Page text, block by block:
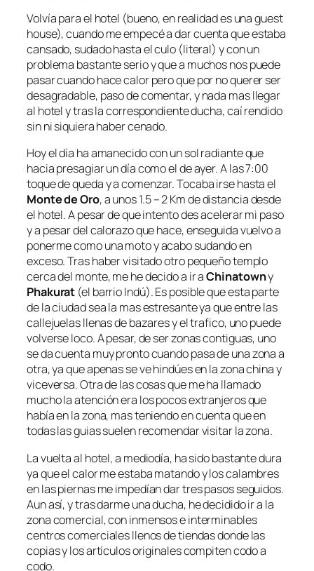
Volvía para el hotel (bueno, en realidad es una guest
house), cuando me empecé a dar cuenta que estaba
cansado, sudado hasta el culo (literal) y con un
problema bastante serio y que a muchos nos puede
pasar cuando hace calor pero que por no querer ser
desagradable, paso de comentar, y nada mas llegar
al hotel y tras la correspondiente ducha, caí rendido
sin ni siquiera haber cenado.
Hoy el día ha amanecido con un sol radiante que
hacia presagiar un día como el de ayer. A las 7:00
toque de queda y a comenzar. Tocaba irse hasta el
Monte de Oro, a unos 1.5 – 2 Km de distancia desde
el hotel. A pesar de que intento des acelerar mi paso
y a pesar del calorazo que hace, enseguida vuelvo a
ponerme como una moto y acabo sudando en
exceso. Tras haber visitado otro pequeño templo
cerca del monte, me he decido a ir aChinatowny
Phakurat (el barrio Indú). Es posible que esta parte
de la ciudad sea la mas estresante ya que entre las
callejuelas llenas de bazares y el trafico, uno puede
volverse loco. A pesar, de ser zonas contiguas, uno
se da cuenta muy pronto cuando pasa de una zona a
otra, ya que apenas se ve hindúes en la zona china y
viceversa. Otra de las cosas que me ha llamado
mucho la atención era los pocos extranjeros que
había en la zona, mas teniendo en cuenta que en
todas las guias suelen recomendar visitar la zona.
La vuelta al hotel, a mediodía, ha sido bastante dura
ya que el calor me estaba matando y los calambres
en las piernas me impedían dar tres pasos seguidos.
Aun así, y tras darme una ducha, he decidido ir a la
zona comercial, con inmensos e interminables
centros comerciales llenos de tiendas donde las
copias y los artículos originales compiten codo a
codo.